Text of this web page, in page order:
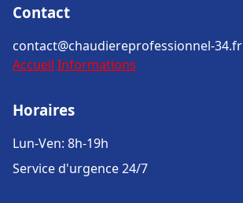
Contact
contact@chaudiereprofessionnel-34.fr
Accueil Informations
Horaires
Lun-Ven: 8h-19h
Service d'urgence 24/7